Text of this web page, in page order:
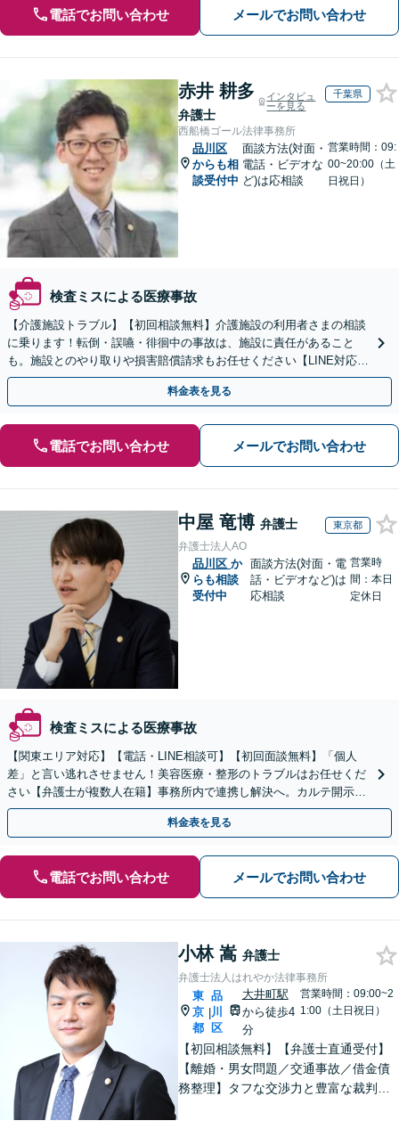
電話でお問い合わせ メールでお問い合わせ
赤井 耕多
弁護士
インタビュ
ーを見る
千葉県
西船橋ゴール法律事務所
品川区
からも相
談受付中
面談方法(対面・
電話・ビデオな
ど)は応相談
営業時間：09:
00~20:00（土
日祝日）
検査ミスによる医療事故
【介護施設トラブル】【初回相談無料】介護施設の利用者さまの相談
に乗ります！転倒・誤嚥・徘徊中の事故は、施設に責任があること
も。施設とのやり取りや損害賠償請求もお任せください【LINE対応
可】【夜間・休日面談可】【関東エリア対応】
料金表を見る
電話でお問い合わせ メールでお問い合わせ
中屋 竜博 弁護士 東京都
弁護士法人AO
品川区 か
らも相談
受付中
面談方法(対面・電
話・ビデオなど)は
応相談
営業時
間：本日
定休日
検査ミスによる医療事故
【関東エリア対応】【電話・LINE相談可】【初回面談無料】「個人
差」と言い逃れさせません！美容医療・整形のトラブルはお任せくだ
さい【弁護士が複数人在籍】事務所内で連携し解決へ。カルテ開示や
返金・賠償請求をサポートいたします【休日夜間面談可】
料金表を見る
電話でお問い合わせ メールでお問い合わせ
小林 嵩 弁護士
弁護士法人はれやか法律事務所
東
京
都
|
品
川
区
大井町駅
から徒歩4
分
営業時間：09:00~2
1:00（土日祝日）
【初回相談無料】【弁護士直通受付】
【離婚・男女問題／交通事故／借金債
務整理】タフな交渉力と豊富な裁判の